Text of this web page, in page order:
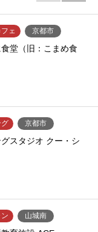
フェ 京都市
堂（旧：こまめ食
グ 京都市
グスタジオ クー・シ
山城南